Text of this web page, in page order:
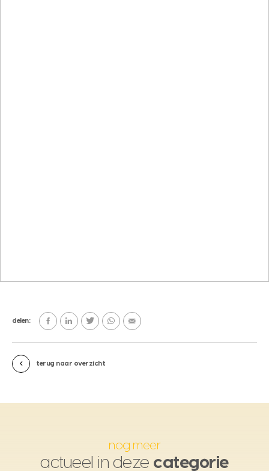
delen:
terug naar overzicht
nog meer
actueel in deze categorie